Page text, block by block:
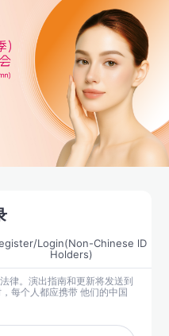
Login(Non-Chinese lD
Holders)
律。演出指南和更新将发送到
每个人都应携带 他们的中国